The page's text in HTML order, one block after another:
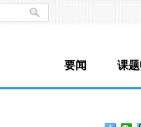
要闻 课